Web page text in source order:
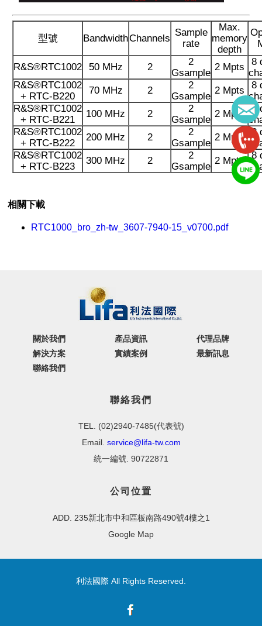
型號 BandwidthChannels
Sample
rate
Max.
memory
depth
R&S®RTC1002 50 MHz 2
2
Gsample
2 Mpts
8
R&S®RTC1002
+ RTC-B220
70 MHz 2
2
Gsample
2 Mpts
8
R&S®RTC1002
+ RTC-B221
100 MHz 2
2
Gsample
2 Mpts
8
R&S®RTC1002
+ RTC-B222
200 MHz 2
2
Gsample
2 Mpts
8
R&S®RTC1002
+ RTC-B223
300 MHz 2
2
Gsample
2 Mpts
8
相關下載
RTC1000_bro_zh-tw_3607-7940-15_v0700.pdf
關於我們 產品資訊
代理品牌
解決方案
實績案例
最新訊息
聯絡我們
聯絡我們
TEL. (02)2940-7485(代表號)
Email. service@lifa-tw.com
統一編號. 90722871
公司位置
ADD. 235新北市中和區板南路490號4樓之1
Google Map
利法國際 All Rights Reserved.